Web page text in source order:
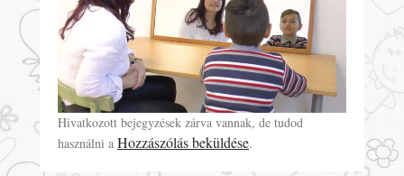
Hivatkozott bejegyzések zárva vannak, de tudod
használni a Hozzászólás beküldése.